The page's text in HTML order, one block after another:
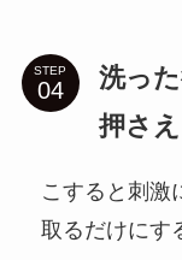
STEP
洗っ
押さえ
こすると刺激
取るだけにす